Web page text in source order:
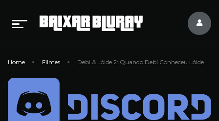
Home Filmes Debi & Lóide 2: Quando Debi Conheceu Lóide